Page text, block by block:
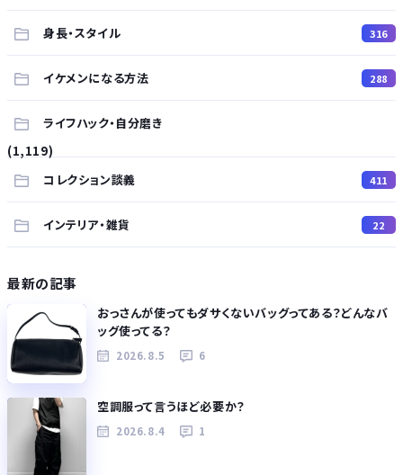
身長・スタイル 316
イケメンになる方法 288
ライフハック・自分磨き
(1,119)
コレクション談義
411
インテリア・雑貨 22
最新の記事
おっさんが使ってもダサくないバッグってある？どんなバ
ッグ使ってる？
2026.8.5 6
空調服って言うほど必要か？
2026.8.4 1